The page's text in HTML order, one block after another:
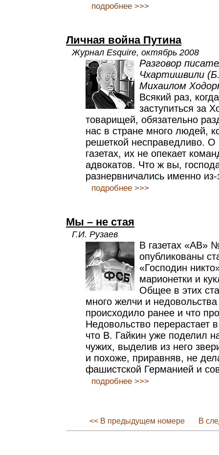
подробнее >>>
Личная война Путина
Журнал Esquire, октябрь 2008
Разговор
Чхартишвили
Михаилом
Всякий раз,
заступиться за
товарищей, обязательно
нас в стране много людей,
решеткой несправедливо. О
газетах, их не опекает
адвокатов. Что ж вы,
разнервничались именно из-
подробнее >>>
Мы – не стая
Г.И. Рузаев
В газетах «АВ»
опубликованы
«Господин
марионетки и
Общее в этих
много желчи и
происходило ранее и что
Недовольство перерастает
что В. Гайкин уже поделил
чужих, выделив из него
и похоже, приравняв, не
фашистской Германией и
подробнее >>>
<< В предыдущем номере В